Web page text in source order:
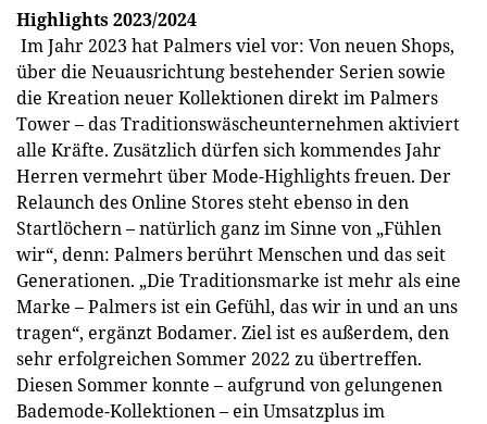
Highlights 2023/2024
Im Jahr 2023 hat Palmers viel vor: Von neuen Shops,
über die Neuausrichtung bestehender Serien sowie
die Kreation neuer Kollektionen direkt im Palmers
Tower – das Traditionswäscheunternehmen aktiviert
alle Kräfte. Zusätzlich dürfen sich kommendes Jahr
Herren vermehrt über Mode-Highlights freuen. Der
Relaunch des Online Stores steht ebenso in den
Startlöchern – natürlich ganz im Sinne von „Fühlen
wir“, denn: Palmers berührt Menschen und das seit
Generationen. „Die Traditionsmarke ist mehr als eine
Marke – Palmers ist ein Gefühl, das wir in und an uns
tragen“, ergänzt Bodamer. Ziel ist es außerdem, den
sehr erfolgreichen Sommer 2022 zu übertreffen.
Diesen Sommer konnte – aufgrund von gelungenen
Bademode-Kollektionen – ein Umsatzplus im